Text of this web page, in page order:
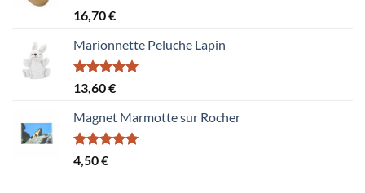
Note5.00
sur 5
16,70€
Marionnette Peluche Lapin
Note5.00
sur 5
13,60€
Magnet Marmotte sur Rocher
Note5.00
sur 5
4,50€